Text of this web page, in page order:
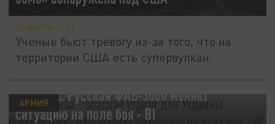
30 МАРТА 13:33
Ученые бьют тревогу из-за того, что на
территории США есть супервулкан.
Украины. Русская ФАБ-3000 меняет
ситуацию на поле боя - BI
АРМИЯ